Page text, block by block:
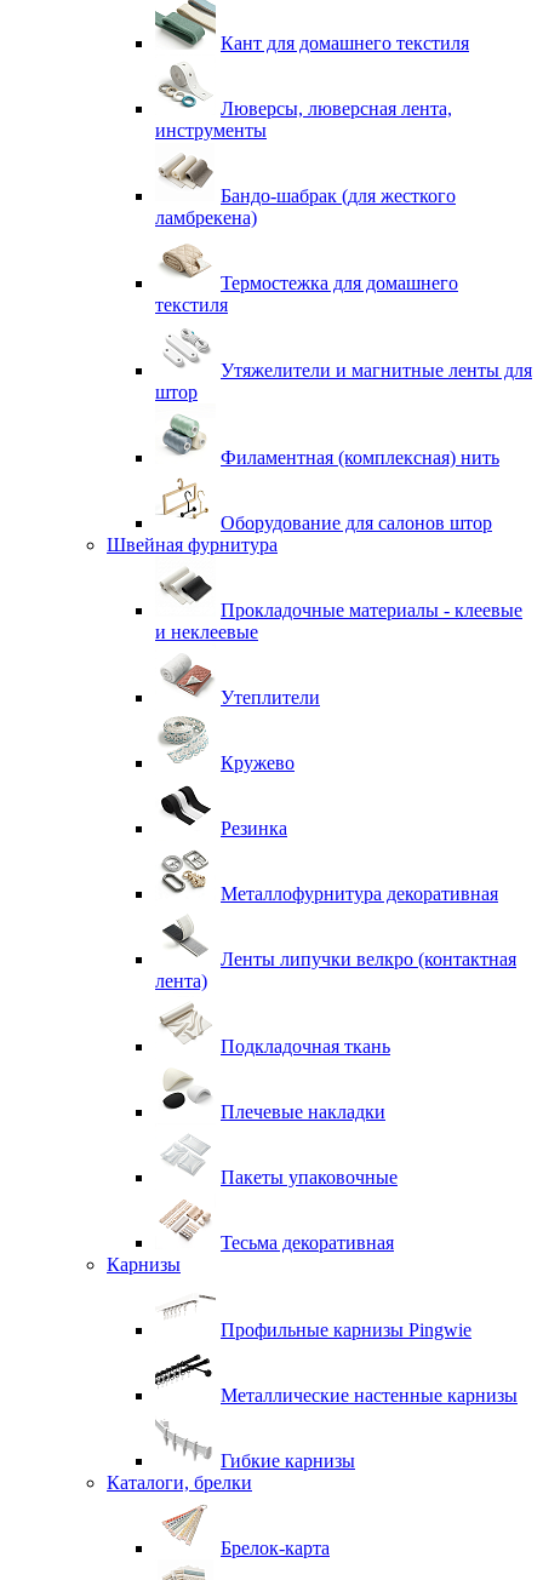
Кант для домашнего текстиля
Люверсы, люверсная лента,
инструменты
Бандо-шабрак (для жесткого
ламбрекена)
Термостежка для домашнего
текстиля
Утяжелители и магнитные ленты для
штор
Филаментная (комплексная) нить
Оборудование для салонов штор
Швейная фурнитура
Прокладочные материалы - клеевые
и неклеевые
Утеплители
Кружево
Резинка
Металлофурнитура декоративная
Ленты липучки велкро (контактная
лента)
Подкладочная ткань
Плечевые накладки
Пакеты упаковочные
Тесьма декоративная
Карнизы
Профильные карнизы Pingwie
Металлические настенные карнизы
Гибкие карнизы
Каталоги, брелки
Брелок-карта